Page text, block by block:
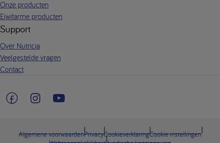
Onze producten
Eiwitarme producten
Support
Over Nutricia
Veelgestelde vragen
Contact
Algemene voorwaardenPrivacyCookieverklaringCookie instellingen